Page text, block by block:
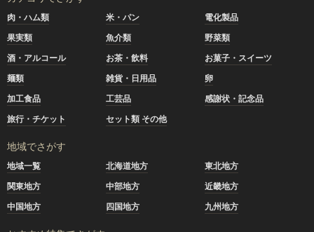
肉・ハム類 米・パン
電化製品
果実類
魚介類
野菜類
酒・アルコール
お茶・飲料
お菓子・スイーツ
麺類
雑貨・日用品
卵
加工食品
工芸品
感謝状・記念品
旅行・チケット
セット類 その他
地域でさがす
地域一覧 北海道地方
東北地方
関東地方
中部地方
近畿地方
中国地方
四国地方 九州地方